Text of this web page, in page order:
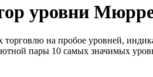
уровни
на пробое уровней,
пары 10 самых значимых